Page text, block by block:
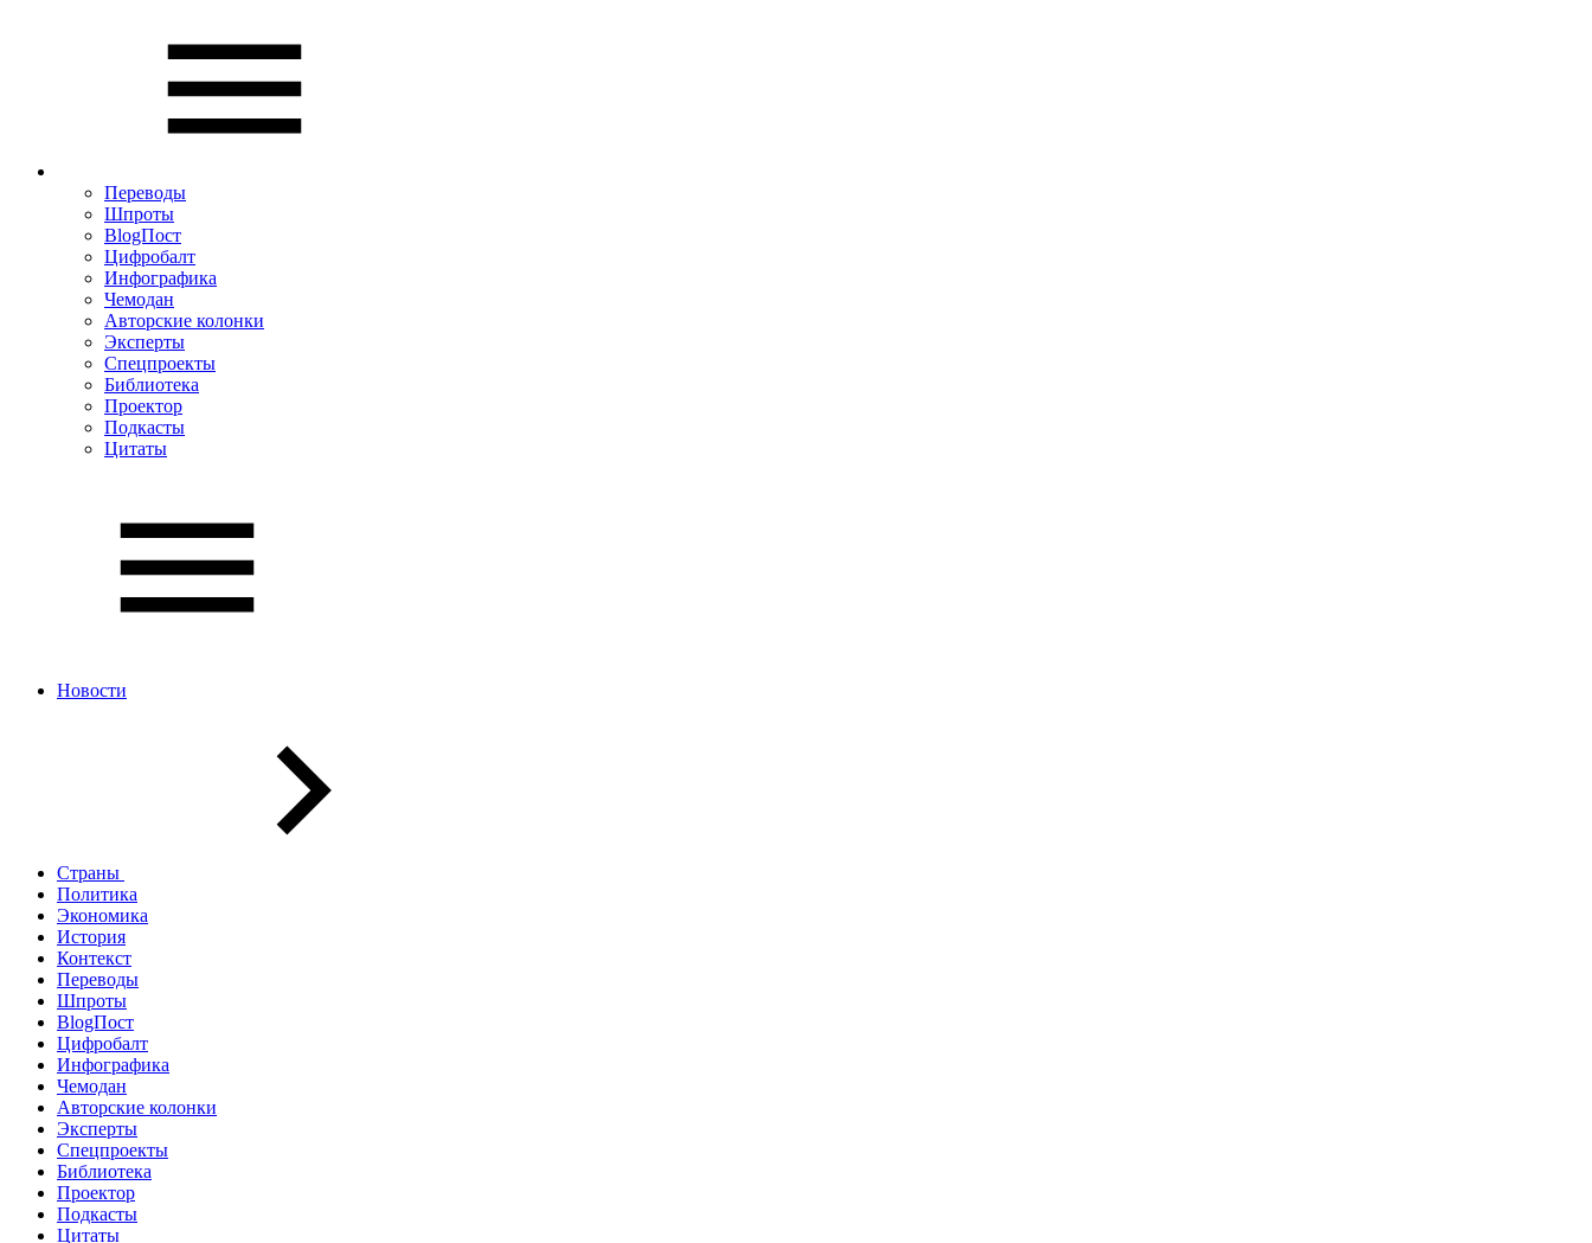
Переводы
Шпроты
BlogПост
Цифробалт
Инфографика
Чемодан
Авторские колонки
Эксперты
Спецпроекты
Библиотека
Проектор
Подкасты
Цитаты
Новости
Страны
Политика
Экономика
История
Контекст
Переводы
Шпроты
BlogПост
Цифробалт
Инфографика
Чемодан
Авторские колонки
Эксперты
Спецпроекты
Библиотека
Проектор
Подкасты
Цитаты